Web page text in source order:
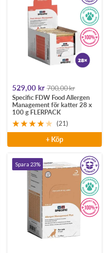
Rea-
pris
529,00 kr700,00 kr
Specific FDW Food Allergen
Management för katter 28 x
100 g FLERPACK
(21)
+ Köp
Spara 23%